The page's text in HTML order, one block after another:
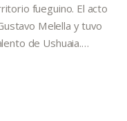
fueguino. El acto
Melella y tuvo
de Ushuaia.…